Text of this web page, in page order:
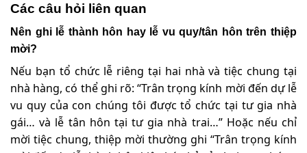
Các câu hỏi liên quan
Nên ghi lễ thành hôn hay lễ vu quy/tân hôn trên thiệp
mời?
Nếu bạn tổ chức lễ riêng tại hai nhà và tiệc chung tại
nhà hàng, có thể ghi rõ: “Trân trọng kính mời đến dự lễ
vu quy của con chúng tôi được tổ chức tại tư gia nhà
gái… và lễ tân hôn tại tư gia nhà trai…” Hoặc nếu chỉ
mời tiệc chung, thiệp mời thường ghi “Trân trọng kính